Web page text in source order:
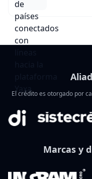
El crédito es otorgado por
Marcas y